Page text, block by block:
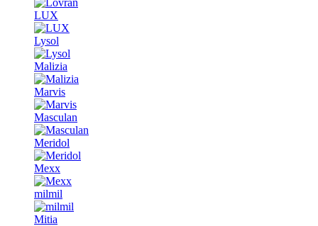
LUX
Lysol
Malizia
Marvis
Masculan
Meridol
Mexx
milmil
Mitia